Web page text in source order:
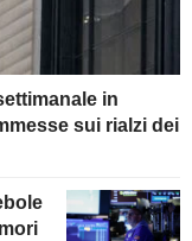
in
sui rialzi dei